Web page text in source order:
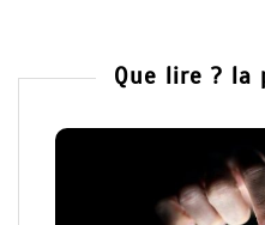
Que lire ? la